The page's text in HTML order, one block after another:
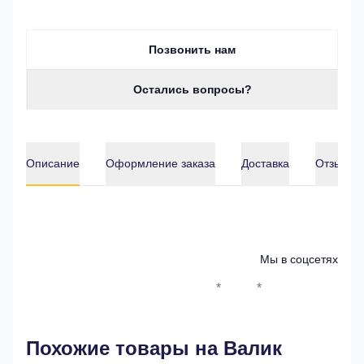
Позвонить нам
Остались вопросы?
Описание Оформление заказа Доставка Отзывы
Мы в соцсетях
* *
Похожие товары на Валик